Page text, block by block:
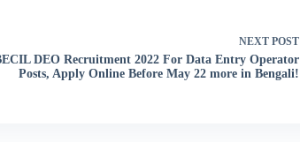
NEXT POST
DEO Recruitment 2022 For Data Entry Operator
Posts, Apply Online Before May 22 more in Bengali!